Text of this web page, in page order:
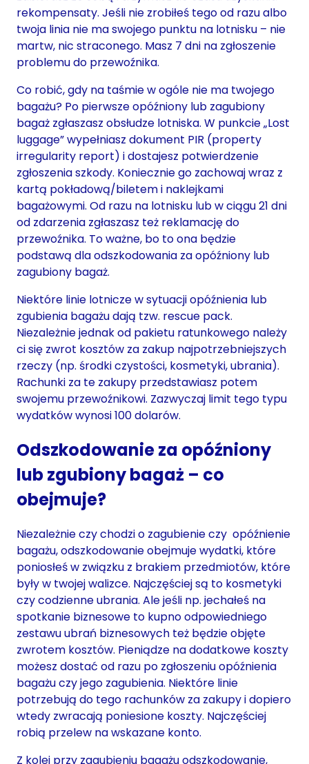
rekompensaty. Jeśli nie zrobiłeś tego od razu albo
twoja linia nie ma swojego punktu na lotnisku – nie
martw, nic straconego. Masz 7 dni na zgłoszenie
problemu do przewoźnika.
Co robić, gdy na taśmie w ogóle nie ma twojego
bagażu? Po pierwsze opóźniony lub zagubiony
bagaż zgłaszasz obsłudze lotniska. W punkcie „Lost
luggage” wypełniasz dokument PIR (property
irregularity report) i dostajesz potwierdzenie
zgłoszenia szkody. Koniecznie go zachowaj wraz z
kartą pokładową/biletem i naklejkami
bagażowymi. Od razu na lotnisku lub w ciągu 21 dni
od zdarzenia zgłaszasz też reklamację do
przewoźnika. To ważne, bo to ona będzie
podstawą dla odszkodowania za opóźniony lub
zagubiony bagaż.
Niektóre linie lotnicze w sytuacji opóźnienia lub
zgubienia bagażu dają tzw. rescue pack.
Niezależnie jednak od pakietu ratunkowego należy
ci się zwrot kosztów za zakup najpotrzebniejszych
rzeczy (np. środki czystości, kosmetyki, ubrania).
Rachunki za te zakupy przedstawiasz potem
swojemu przewoźnikowi. Zazwyczaj limit tego typu
wydatków wynosi 100 dolarów.
Odszkodowanie za opóźniony
lub zgubiony bagaż – co
obejmuje?
Niezależnie czy chodzi o zagubienie czy opóźnienie
bagażu, odszkodowanie obejmuje wydatki, które
poniosłeś w związku z brakiem przedmiotów, które
były w twojej walizce. Najczęściej są to kosmetyki
czy codzienne ubrania. Ale jeśli np. jechałeś na
spotkanie biznesowe to kupno odpowiedniego
zestawu ubrań biznesowych też będzie objęte
zwrotem kosztów. Pieniądze na dodatkowe koszty
możesz dostać od razu po zgłoszeniu opóźnienia
bagażu czy jego zagubienia. Niektóre linie
potrzebują do tego rachunków za zakupy i dopiero
wtedy zwracają poniesione koszty. Najczęściej
robią przelew na wskazane konto.
Z kolei przy zagubieniu bagażu odszkodowanie,